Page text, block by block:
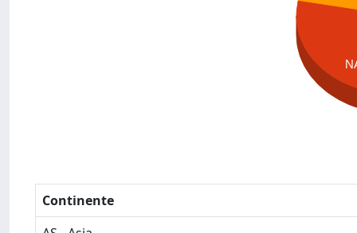
Continente